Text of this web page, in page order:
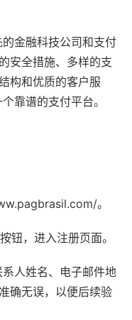
金融科技公司和支付
安全措施、多样的支
构和优质的客户服
靠谱的支付平台。
。
钮，进入注册页面。
人姓名、电子邮件地
确无误，以便后续验